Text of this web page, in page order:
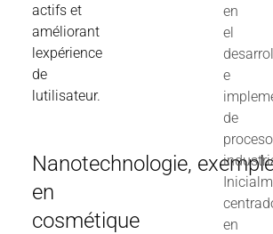
actifs et
améliorant
lexpérience
de
lutilisateur.
Nanotechnologie,
en
cosmétique
en
el
e
de
en